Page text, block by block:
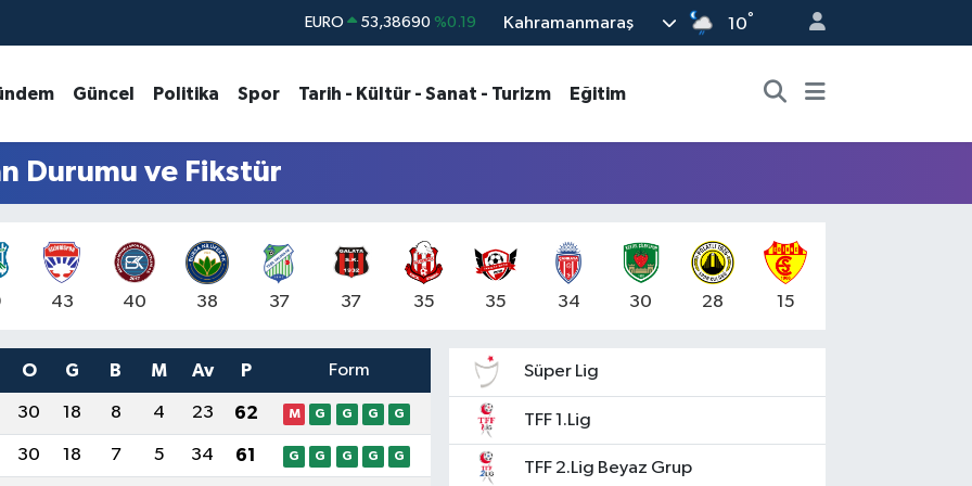
STERLİN 61,60380 %0.18
G.ALTIN 6862,09000 %0.19
DOLAR 45,43620 %0.02
Kahramanmaraş 10°
Güncel Politika Spor Tarih - Kültür - Sanat - Turizm Eğitim
Durumu ve Fikstür
43 40 38 37 37 35 35 34 30 28 15
O G B M Av P Form
30 18 8 4 23 62 M G G G G
30 18 7 5 34 61 G G G G G
Süper Lig
TFF 1.Lig
TFF 2.Lig Beyaz Grup